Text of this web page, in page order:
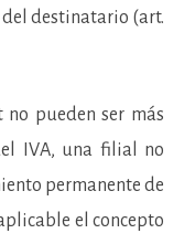
destinatario (art.
no pueden ser más
IVA, una filial no
permanente de
el concepto